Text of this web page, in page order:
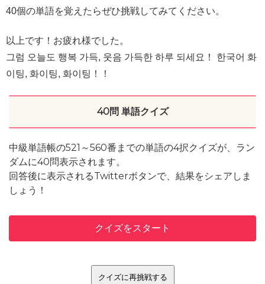
40個の単語を覚えたらぜひ挑戦してみてください。
以上です！お疲れ様でした。
그럼 오늘도 행복 가득, 웃음 가득한 하루 되세요！ 한국어 화
이팅, 화이팅, 화이팅！！
40問 単語クイズ
中級単語帳の521～560番までの単語の4択クイズが、ラン
ダムに40問表示されます。
回答後に表示されるTwitterボタンで、結果をシェアしま
しょう！
クイズをスタート